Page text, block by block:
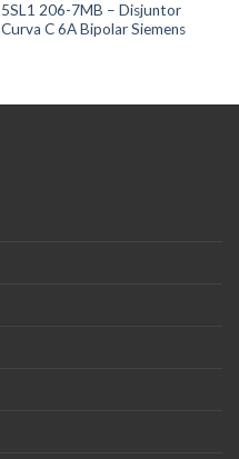
5SL1 206-7MB – Disjuntor
Curva C 6A Bipolar Siemens